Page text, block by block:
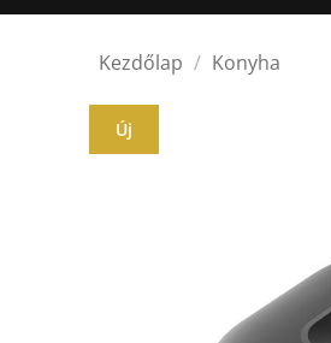
Kezdőlap / Konyha
Új